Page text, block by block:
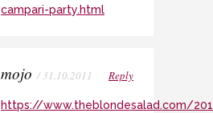
campari-party.html
mojo / 31.10.2011 Reply
https://www.theblondesalad.com/